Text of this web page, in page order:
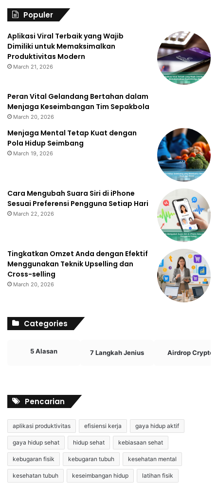
Populer
Aplikasi Viral Terbaik yang Wajib
Dimiliki untuk Memaksimalkan
Produktivitas Modern
March 21, 2026
Peran Vital Gelandang Bertahan dalam
Menjaga Keseimbangan Tim Sepakbola
March 20, 2026
Menjaga Mental Tetap Kuat dengan
Pola Hidup Seimbang
March 19, 2026
Cara Mengubah Suara Siri di iPhone
Sesuai Preferensi Pengguna Setiap Hari
March 22, 2026
Tingkatkan Omzet Anda dengan Efektif
Menggunakan Teknik Upselling dan
Cross-selling
March 20, 2026
Categories
5 Alasan 7 Langkah Jenius Airdrop Crypto
Pencarian
aplikasi produktivitas efisiensi kerja gaya hidup aktif
gaya hidup sehat hidup sehat kebiasaan sehat
kebugaran fisik kebugaran tubuh kesehatan mental
kesehatan tubuh keseimbangan hidup latihan fisik